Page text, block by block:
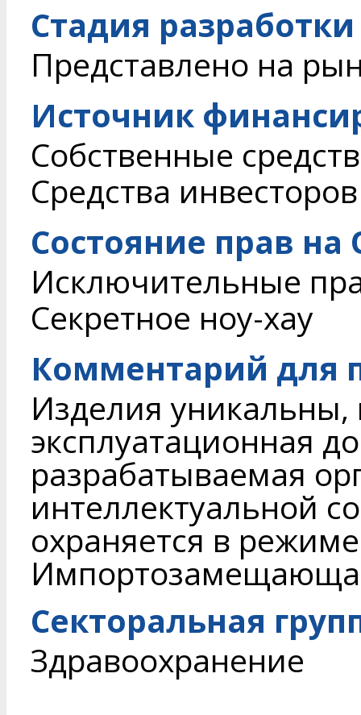
Стадия разработки
Представлено на
Источник
Собственные
Средства инвесторов
Состояние прав на
Исключительные
Секретное ноу-хау
Комментарий для
Изделия уникальны,
эксплуатационная
разрабатываемая
интеллектуальной
охраняется в
Секторальная
Здравоохранение